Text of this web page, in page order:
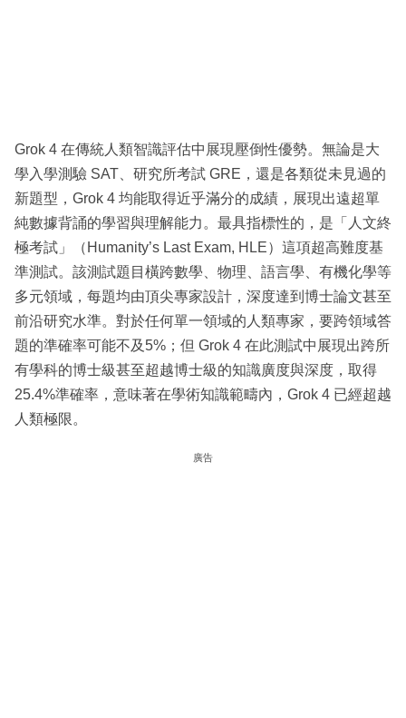
Grok 4 在傳統人類智識評估中展現壓倒性優勢。無論是大
學入學測驗 SAT、研究所考試 GRE，還是各類從未見過的
新題型，Grok 4 均能取得近乎滿分的成績，展現出遠超單
純數據背誦的學習與理解能力。最具指標性的，是「人文終
極考試」（Humanity’s Last Exam, HLE）這項超高難度基
準測試。該測試題目橫跨數學、物理、語言學、有機化學等
多元領域，每題均由頂尖專家設計，深度達到博士論文甚至
前沿研究水準。對於任何單一領域的人類專家，要跨領域答
題的準確率可能不及5%；但 Grok 4 在此測試中展現出跨所
有學科的博士級甚至超越博士級的知識廣度與深度，取得
25.4%準確率，意味著在學術知識範疇內，Grok 4 已經超越
人類極限。
廣告